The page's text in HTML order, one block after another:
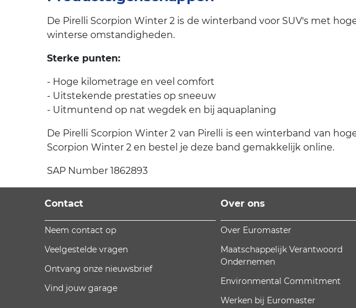
De Pirelli Scorpion Winter 2 is de winterband voor SUV's met
winterse omstandigheden.
Sterke punten:
- Hoge kilometrage en veel comfort
- Uitstekende prestaties op sneeuw
- Uitmuntend op nat wegdek en bij aquaplaning
De Pirelli Scorpion Winter 2 van Pirelli is een winterband van
Scorpion Winter 2 en bestel je deze band gemakkelijk online.
SAP Number 1862893
Contact
Neem contact op
Veelgestelde vragen
Ontvang onze nieuwsbrief
Vind jouw garage
Over ons
Over Euromaster
Maatschappelijk Verantwoord
Ondernemen
Environmental Commitment
Werken bij Euromaster